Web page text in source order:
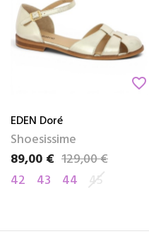
favorite_border
EDEN Doré
Shoesissime
Prix
89,00 €
Prix de base129,00 €
42
43 44 45